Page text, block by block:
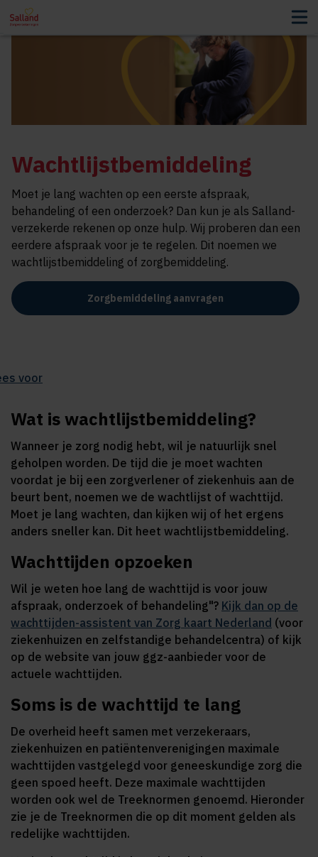
Wachtlijstbemiddeling
Moet je lang wachten op een eerste afspraak,
behandeling of een onderzoek? Dan kun je als Salland-
verzekerde rekenen op onze hulp. Wij proberen dan een
eerdere afspraak voor je te regelen. Dit noemen we
wachtlijstbemiddeling of zorgbemiddeling.
Zorgbemiddeling aanvragen
voor
Wat is wachtlijstbemiddeling?
Wanneer je zorg nodig hebt, wil je natuurlijk snel
geholpen worden. De tijd die je moet wachten
voordat je bij een zorgverlener of ziekenhuis aan de
beurt bent, noemen we de wachtlijst of wachttijd.
Moet je lang wachten, dan kijken wij of het ergens
anders sneller kan. Dit heet wachtlijstbemiddeling.
Wachttijden opzoeken
Wil je weten hoe lang de wachttijd is voor jouw
afspraak, onderzoek of behandeling"? Kijk dan op de
wachttijden-assistent van Zorg kaart Nederland (voor
ziekenhuizen en zelfstandige behandelcentra) of kijk
op de website van jouw ggz-aanbieder voor de
actuele wachttijden.
Soms is de wachttijd te lang
De overheid heeft samen met verzekeraars,
ziekenhuizen en patiëntenverenigingen maximale
wachttijden vastgelegd voor geneeskundige zorg die
geen spoed heeft. Deze maximale wachttijden
worden ook wel de Treeknormen genoemd. Hieronder
zie je de Treeknormen die op dit moment gelden als
redelijke wachttijden.